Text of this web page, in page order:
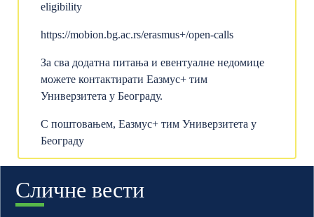
eligibility
https://mobion.bg.ac.rs/erasmus+/open-calls
За сва додатна питања и евентуалне недомице
можете контактирати Еазмус+ тим
Универзитета у Београду.
С поштовањем, Еазмус+ тим Универзитета у
Београду
Сличне вести